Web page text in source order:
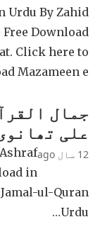
Urdu By Zahid
Download
Click here to
Mazameen e…
جمال
علی
12 سال ago
in
ul-Quran
Urdu…